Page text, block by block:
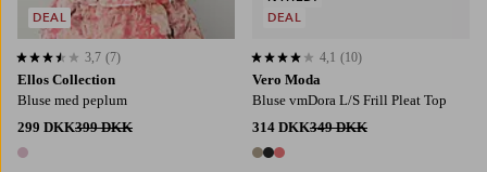
Ellos Collection
Bluse med peplum
299 DKK399 DKK
1 farve
3,7 baseret på 7 bedømmelser
3,7 (7)
DEAL
Vero Moda
Bluse vmDora L/S Frill Pleat Top
314 DKK349 DKK
3 farver
4,1 baseret på 10 bedømmelser
4,1 (10)
DEAL